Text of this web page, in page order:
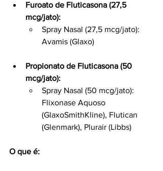
Furoato de Fluticasona (27,5
mcg/jato):
Spray Nasal (27,5 mcg/jato):
Avamis (Glaxo)
Propionato de Fluticasona (50
mcg/jato):
Spray Nasal (50 mcg/jato):
Flixonase Aquoso
(GlaxoSmithKline), Flutican
(Glenmark), Plurair (Libbs)
O que é: